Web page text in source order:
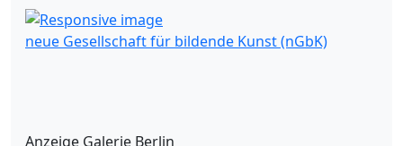
neue Gesellschaft für bildende Kunst (nGbK)
Anzeige Galerie Berlin